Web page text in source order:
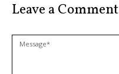
Leave a Comment